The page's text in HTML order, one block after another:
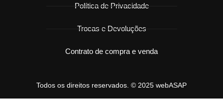
Todos os direitos reservados. © 2025 webASAP
Política de Privacidade
Trocas e Devoluções
Contrato de compra e venda